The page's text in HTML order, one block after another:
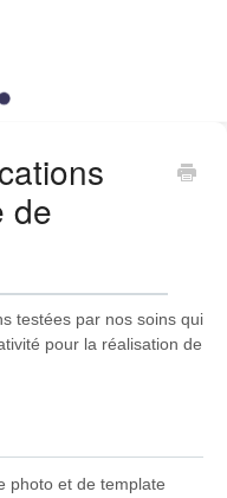
de
testées par nos soins qui
pour la réalisation de
photo et de template